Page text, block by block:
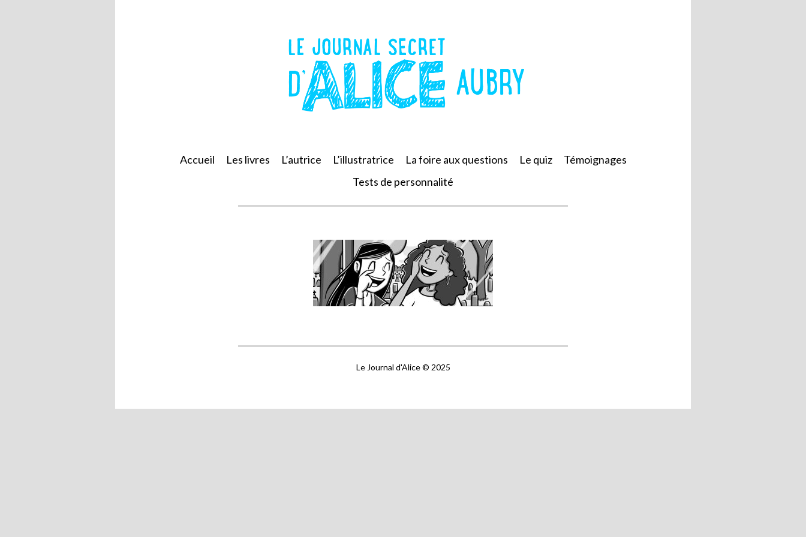
Accueil Les livres L’autrice L’illustratrice La foire aux questions Le quiz
Témoignages
Tests de personnalité
Le Journal d'Alice © 2025